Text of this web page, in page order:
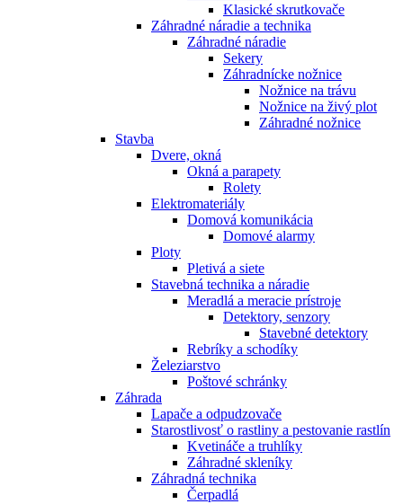
Klasické skrutkovače
Záhradné náradie a technika
Záhradné náradie
Sekery
Záhradnícke nožnice
Nožnice na trávu
Nožnice na živý plot
Záhradné nožnice
Stavba
Dvere, okná
Okná a parapety
Rolety
Elektromateriály
Domová komunikácia
Domové alarmy
Ploty
Pletivá a siete
Stavebná technika a náradie
Meradlá a meracie prístroje
Detektory, senzory
Stavebné detektory
Rebríky a schodíky
Železiarstvo
Poštové schránky
Záhrada
Lapače a odpudzovače
Starostlivosť o rastliny a pestovanie rastlín
Kvetináče a truhlíky
Záhradné skleníky
Záhradná technika
Čerpadlá